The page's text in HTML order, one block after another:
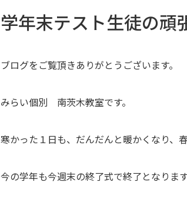
学年末テスト生徒の頑
ブログをご覧頂きありがとうございます。
みらい個別 南茨木教室です。
寒かった１日も、だんだんと暖かくなり、
今の学年も今週末の終了式で終了となります